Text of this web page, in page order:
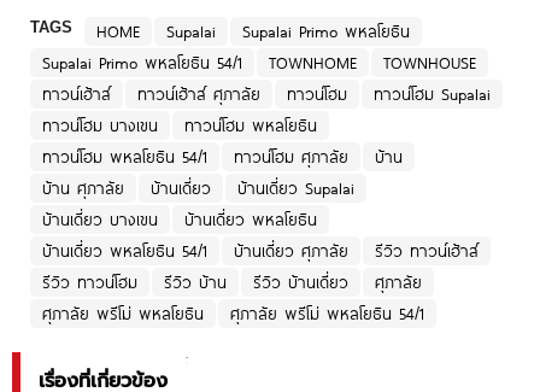
TAGS HOME Supalai
Supalai Primo พหลโยธิน
Supalai Primo พหลโยธิน 54/1
TOWNHOME
TOWNHOUSE
ทาวน์เฮ้าส์
ทาวน์เฮ้าส์ ศุภาลัย ทาวน์โฮม
ทาวน์โฮม Supalai
ทาวน์โฮม บางเขน
ทาวน์โฮม พหลโยธิน
ทาวน์โฮม พหลโยธิน 54/1
ทาวน์โฮม ศุภาลัย
บ้าน
บ้าน ศุภาลัย
บ้านเดี่ยว
บ้านเดี่ยว Supalai
บ้านเดี่ยว บางเขน
บ้านเดี่ยว พหลโยธิน
บ้านเดี่ยว พหลโยธิน 54/1
บ้านเดี่ยว ศุภาลัย
รีวิว ทาวน์เฮ้าส์
รีวิว ทาวน์โฮม
รีวิว บ้าน รีวิว บ้านเดี่ยว
ศุภาลัย
ศุภาลัย พรีโม่ พหลโยธิน
ศุภาลัย พรีโม่ พหลโยธิน 54/1
เรื่องที่เกี่ยวข้อง